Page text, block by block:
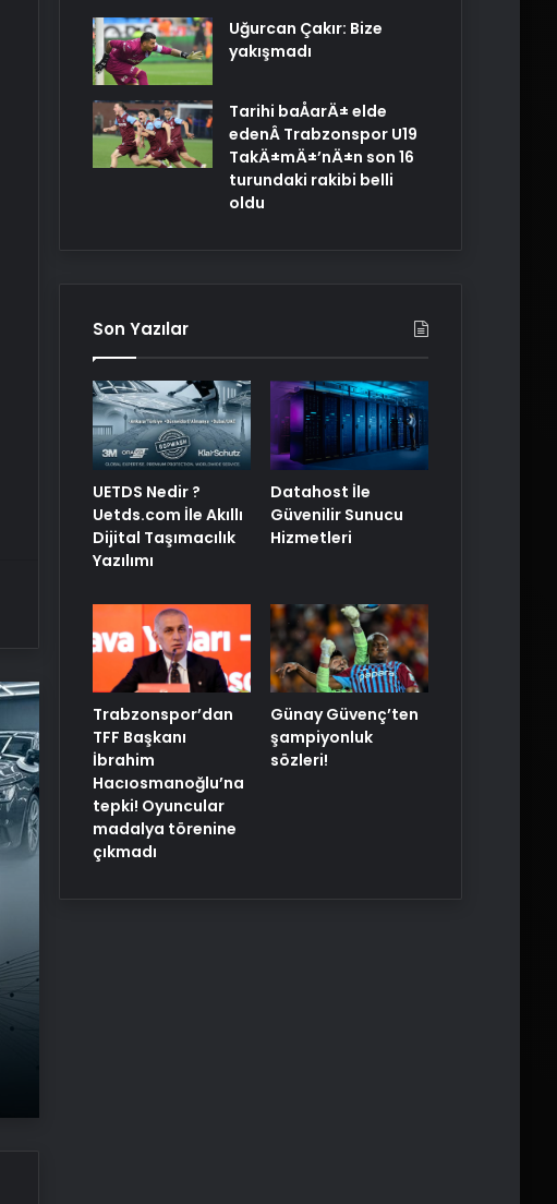
Uğurcan Çakır: Bize
yakışmadı
Tarihi baÅarÄ± elde
edenÂ Trabzonspor U19
TakÄ±mÄ±’nÄ±n son 16
turundaki rakibi belli
oldu
Son Yazılar
UETDS Nedir ?
Uetds.com İle Akıllı
Dijital Taşımacılık
Yazılımı
Datahost İle
Güvenilir Sunucu
Hizmetleri
Trabzonspor’dan
TFF Başkanı
İbrahim
Hacıosmanoğlu’na
tepki! Oyuncular
madalya törenine
çıkmadı
Günay Güvenç’ten
şampiyonluk
sözleri!